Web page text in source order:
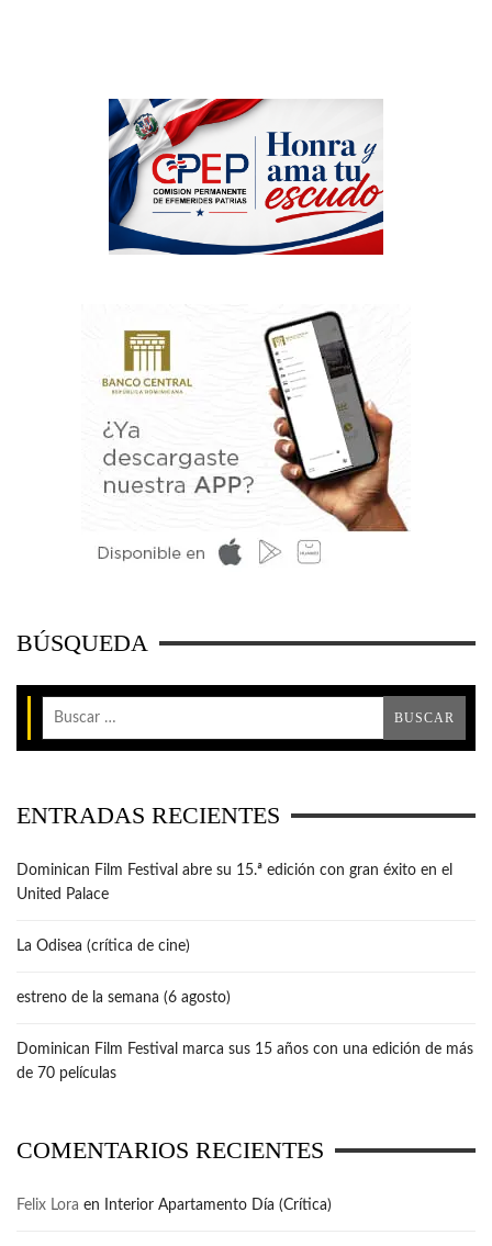
BÚSQUEDA
ENTRADAS RECIENTES
Dominican Film Festival abre su 15.ª edición con gran éxito en el
United Palace
La Odisea (crítica de cine)
estreno de la semana (6 agosto)
Dominican Film Festival marca sus 15 años con una edición de más
de 70 películas
COMENTARIOS RECIENTES
Felix Lora en Interior Apartamento Día (Crítica)